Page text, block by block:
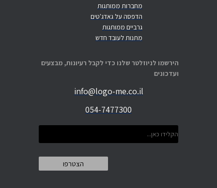
מחברות ממותגות
הדפסה על גאדג'טים
גרביים ממותגות
מתנות לעובד חדש
הירשמו לניוזלטר שלנו כדי לקבל רעיונות, מבצעים
ועדכונים
info@logo-me.co.il
054-7477300